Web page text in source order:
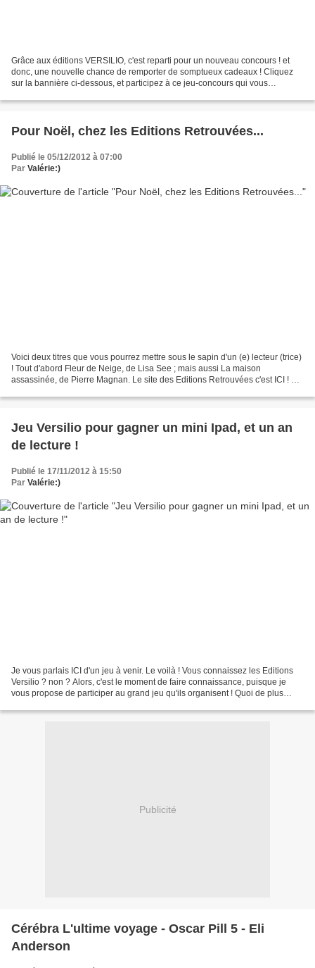
Grâce aux éditions VERSILIO, c'est reparti pour un nouveau concours ! et
donc, une nouvelle chance de remporter de somptueux cadeaux ! Cliquez
sur la bannière ci-dessous, et participez à ce jeu-concours qui vous
Pour Noël, chez les Editions Retrouvées...
Publié le 05/12/2012 à 07:00
Par Valérie:)
Voici deux titres que vous pourrez mettre sous le sapin d'un (e) lecteur (trice)
! Tout d'abord Fleur de Neige, de Lisa See ; mais aussi La maison
assassinée, de Pierre Magnan. Le site des Editions Retrouvées c'est ICI ! ©
Jeu Versilio pour gagner un mini Ipad, et un an
de lecture !
Publié le 17/11/2012 à 15:50
Par Valérie:)
Je vous parlais ICI d'un jeu à venir. Le voilà ! Vous connaissez les Editions
Versilio ? non ? Alors, c'est le moment de faire connaissance, puisque je
vous propose de participer au grand jeu qu'ils organisent ! Quoi de plus
Publicité
Cérébra L'ultime voyage - Oscar Pill 5 - Eli
Anderson